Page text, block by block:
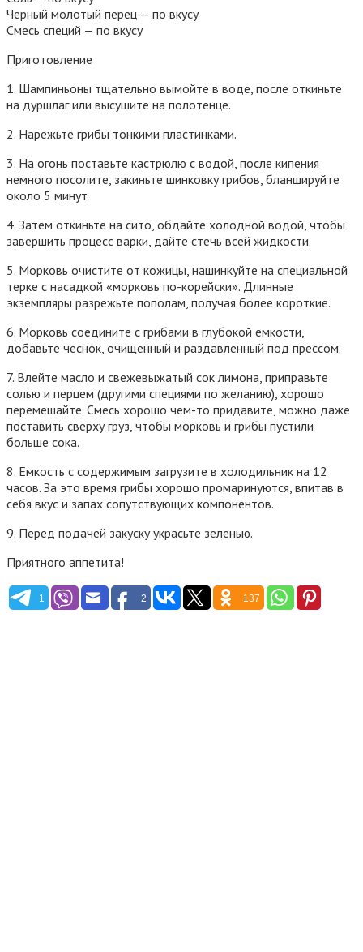
Черный молотый перец — по вкусу
Смесь специй — по вкусу
Приготовление
1. Шампиньоны тщательно вымойте в воде, после откиньте
на дуршлаг или высушите на полотенце.
2. Нарежьте грибы тонкими пластинками.
3. На огонь поставьте кастрюлю с водой, после кипения
немного посолите, закиньте шинковку грибов, бланшируйте
около 5 минут
4. Затем откиньте на сито, обдайте холодной водой, чтобы
завершить процесс варки, дайте стечь всей жидкости.
5. Морковь очистите от кожицы, нашинкуйте на специальной
терке с насадкой «морковь по-корейски». Длинные
экземпляры разрежьте пополам, получая более короткие.
6. Морковь соедините с грибами в глубокой емкости,
добавьте чеснок, очищенный и раздавленный под прессом.
7. Влейте масло и свежевыжатый сок лимона, приправьте
солью и перцем (другими специями по желанию), хорошо
перемешайте. Смесь хорошо чем-то придавите, можно даже
поставить сверху груз, чтобы морковь и грибы пустили
больше сока.
8. Емкость с содержимым загрузите в холодильник на 12
часов. За это время грибы хорошо промаринуются, впитав в
себя вкус и запах сопутствующих компонентов.
9. Перед подачей закуску украсьте зеленью.
Приятного аппетита!
1 2 137